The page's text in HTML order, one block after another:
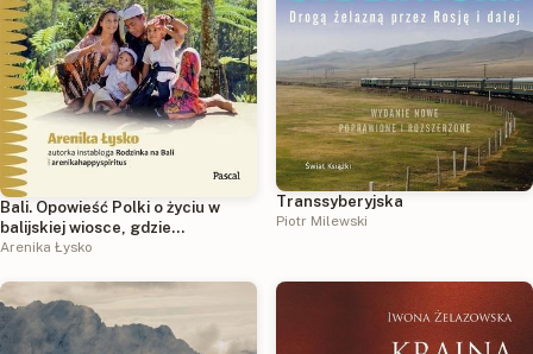
Bali. Opowieść Polki o życiu w
balijskiej wiosce, gdzie
codzienność staje się rytuałem
Arenika Łysko
Transsyberyjska
Piotr Milewski